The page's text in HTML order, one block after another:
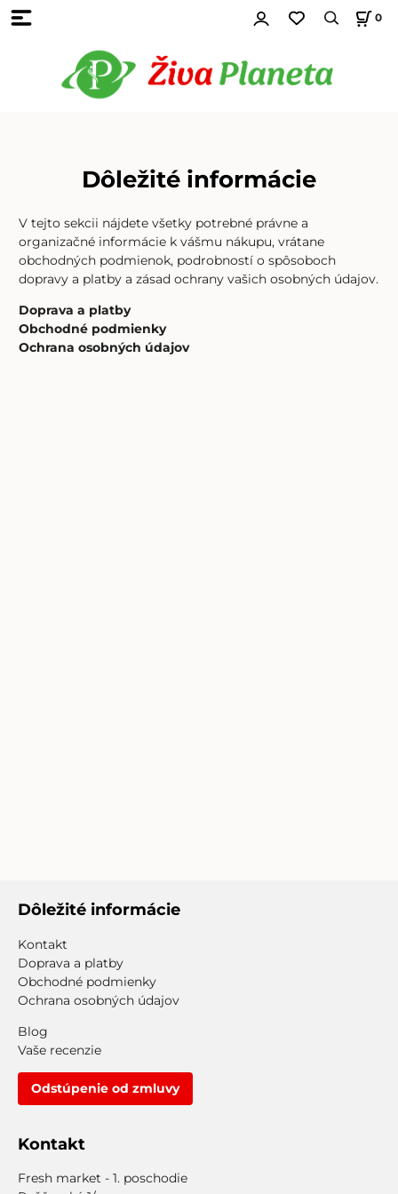
0
Dôležité informácie
V tejto sekcii nájdete všetky potrebné právne a
organizačné informácie k vášmu nákupu, vrátane
obchodných podmienok, podrobností o spôsoboch
dopravy a platby a zásad ochrany vašich osobných údajov.
Doprava a platby
Obchodné podmienky
Ochrana osobných údajov
Dôležité informácie
Kontakt
Doprava a platby
Obchodné podmienky
Ochrana osobných údajov
Blog
Vaše recenzie
Odstúpenie od zmluvy
Kontakt
Fresh market - 1. poschodie